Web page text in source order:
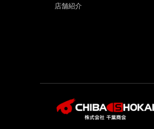
店舗紹介